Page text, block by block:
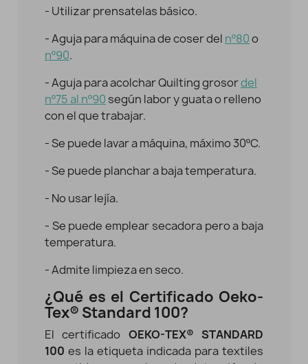
- Utilizar prensatelas básico.
- Aguja para máquina de coser del nº80o
nº90.
- Aguja para acolchar Quilting grosordel
nº75 al nº90 según labor y guata o relleno
con el que trabajar.
- Se puede lavar a máquina, máximo 30ºC.
- Se puede planchar a baja temperatura.
- No usar lejía.
- Se puede emplear secadora pero a baja
temperatura.
- Admite limpieza en seco.
¿Qué es el Certificado Oeko-
Tex® Standard 100?
El certificado OEKO-TEX® STANDARD
100 es la etiqueta indicada para textiles